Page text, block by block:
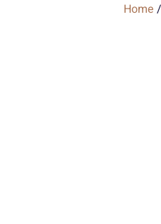
Home /